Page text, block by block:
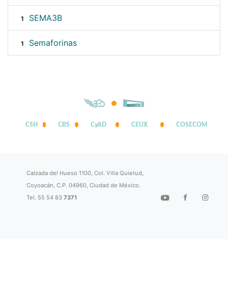
1 SEMA3B
1 Semaforinas
CSH CBS CyAD CEUX COSECOM
Calzada del Hueso 1100, Col. Villa Quietud,
Coyoacán, C.P. 04960, Ciudad de México.
Tel. 55 54 837371